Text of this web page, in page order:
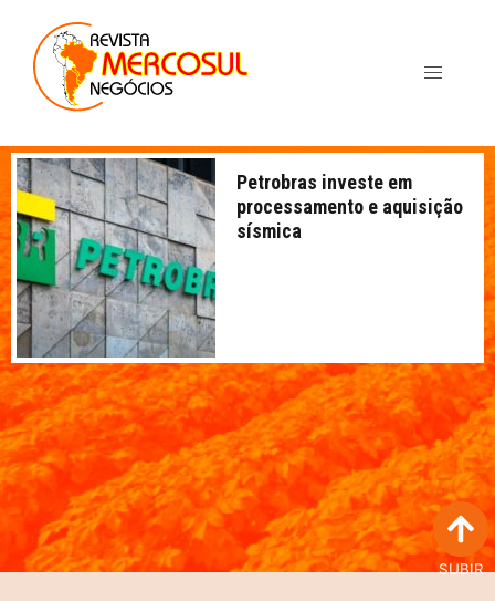
Petrobras investe em
processamento e aquisição
sísmica
SUBIR